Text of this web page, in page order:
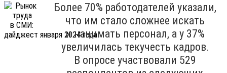
Более 70% работодателей указали,
что им стало сложнее искать
и нанимать персонал, а у 37%
увеличилась текучесть кадров.
В опросе участвовали 529